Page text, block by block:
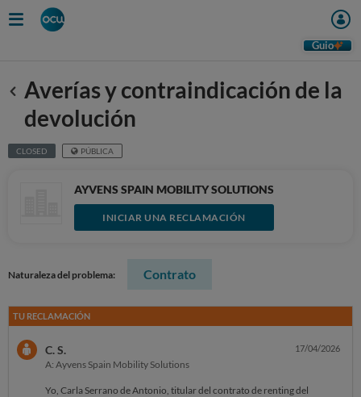
Guio
Anterior
Averías y contraindicación de la
devolución
CLOSED PÚBLICA
AYVENS SPAIN MOBILITY SOLUTIONS
INICIAR UNA RECLAMACIÓN
Naturaleza del problema: Contrato
TU RECLAMACIÓN
C. S.
A: Ayvens Spain Mobility Solutions
17/04/2026
Yo, Carla Serrano de Antonio, titular del contrato de renting del